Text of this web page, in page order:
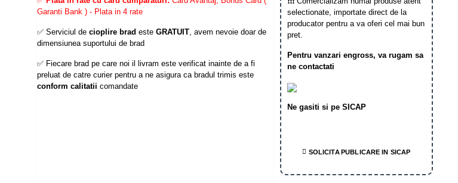
Garanti Bank ) - Plata in 4 rate
✅ Serviciul de cioplire brad este GRATUIT, avem nevoie doar de
dimensiunea suportului de brad
✅ Fiecare brad pe care noi il livram este verificat inainte de a fi
preluat de catre curier pentru a ne asigura ca bradul trimis este
conform calitatii comandate
selectionate, importate direct de la
producator pentru a va oferi cel mai bun
pret.
Pentru vanzari engross, va rugam sa
ne contactati
Ne gasiti si pe SICAP
SOLICITA PUBLICARE IN SICAP